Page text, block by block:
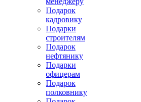
Подарок
кадровику
Подарки
строителям
Подарок
нефтянику
Подарки
офицерам
Подарок
полковнику